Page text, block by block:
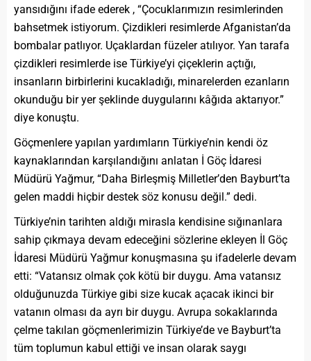
yansıdığını ifade ederek , “Çocuklarımızın resimlerinden
bahsetmek istiyorum. Çizdikleri resimlerde Afganistan’da
bombalar patlıyor. Uçaklardan füzeler atılıyor. Yan tarafa
çizdikleri resimlerde ise Türkiye’yi çiçeklerin açtığı,
insanların birbirlerini kucakladığı, minarelerden ezanların
okunduğu bir yer şeklinde duygularını kâğıda aktarıyor.”
diye konuştu.
Göçmenlere yapılan yardımların Türkiye’nin kendi öz
kaynaklarından karşılandığını anlatan İ Göç İdaresi
Müdürü Yağmur, “Daha Birleşmiş Milletler’den Bayburt’ta
gelen maddi hiçbir destek söz konusu değil.” dedi.
Türkiye’nin tarihten aldığı mirasla kendisine sığınanlara
sahip çıkmaya devam edeceğini sözlerine ekleyen İl Göç
İdaresi Müdürü Yağmur konuşmasına şu ifadelerle devam
etti: “Vatansız olmak çok kötü bir duygu. Ama vatansız
olduğunuzda Türkiye gibi size kucak açacak ikinci bir
vatanın olması da ayrı bir duygu. Avrupa sokaklarında
çelme takılan göçmenlerimizin Türkiye’de ve Bayburt’ta
tüm toplumun kabul ettiği ve insan olarak saygı